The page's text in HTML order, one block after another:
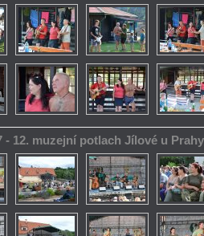
- 12. muzejní potlach Jílové u Prahy